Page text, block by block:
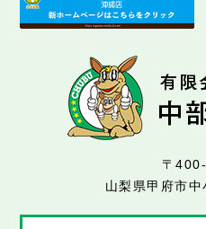
〒
山梨県甲府市